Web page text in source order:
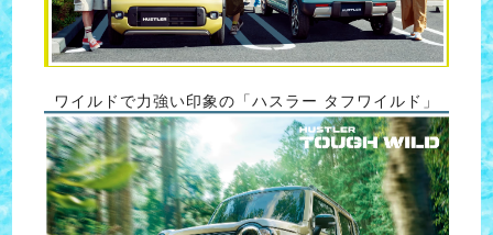
ワイルドで力強い印象の「ハスラー タフワイルド」